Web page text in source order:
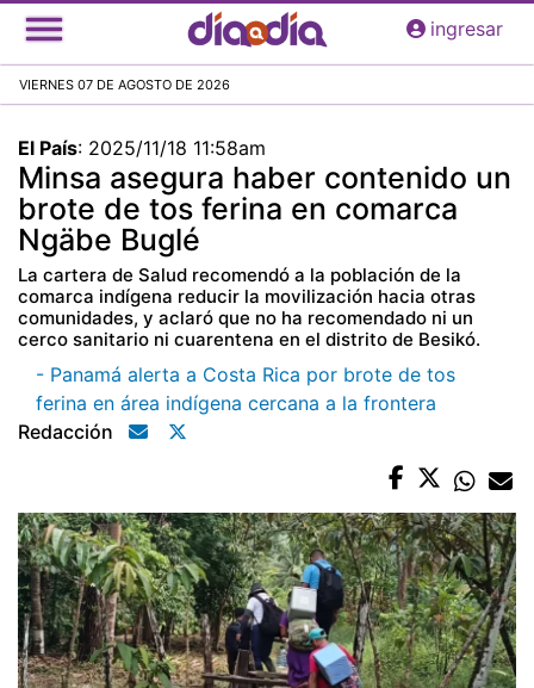
Pasar
al
principal
ingresar
VIERNES 07 DE AGOSTO DE 2026
El País: 2025/11/18 11:58am
Minsa asegura haber contenido un
brote de tos ferina en comarca
Ngäbe Buglé
La cartera de Salud recomendó a la población de la
comarca indígena reducir la movilización hacia otras
comunidades, y aclaró que no ha recomendado ni un
cerco sanitario ni cuarentena en el distrito de Besikó.
- Panamá alerta a Costa Rica por brote de tos
ferina en área indígena cercana a la frontera
Redacción